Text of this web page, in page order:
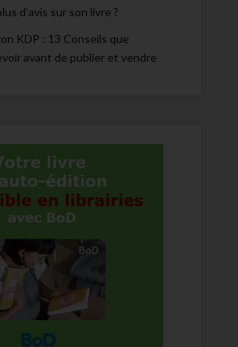
d’avis sur son livre ?
KDP : 13 Conseils que
avant de publier et vendre